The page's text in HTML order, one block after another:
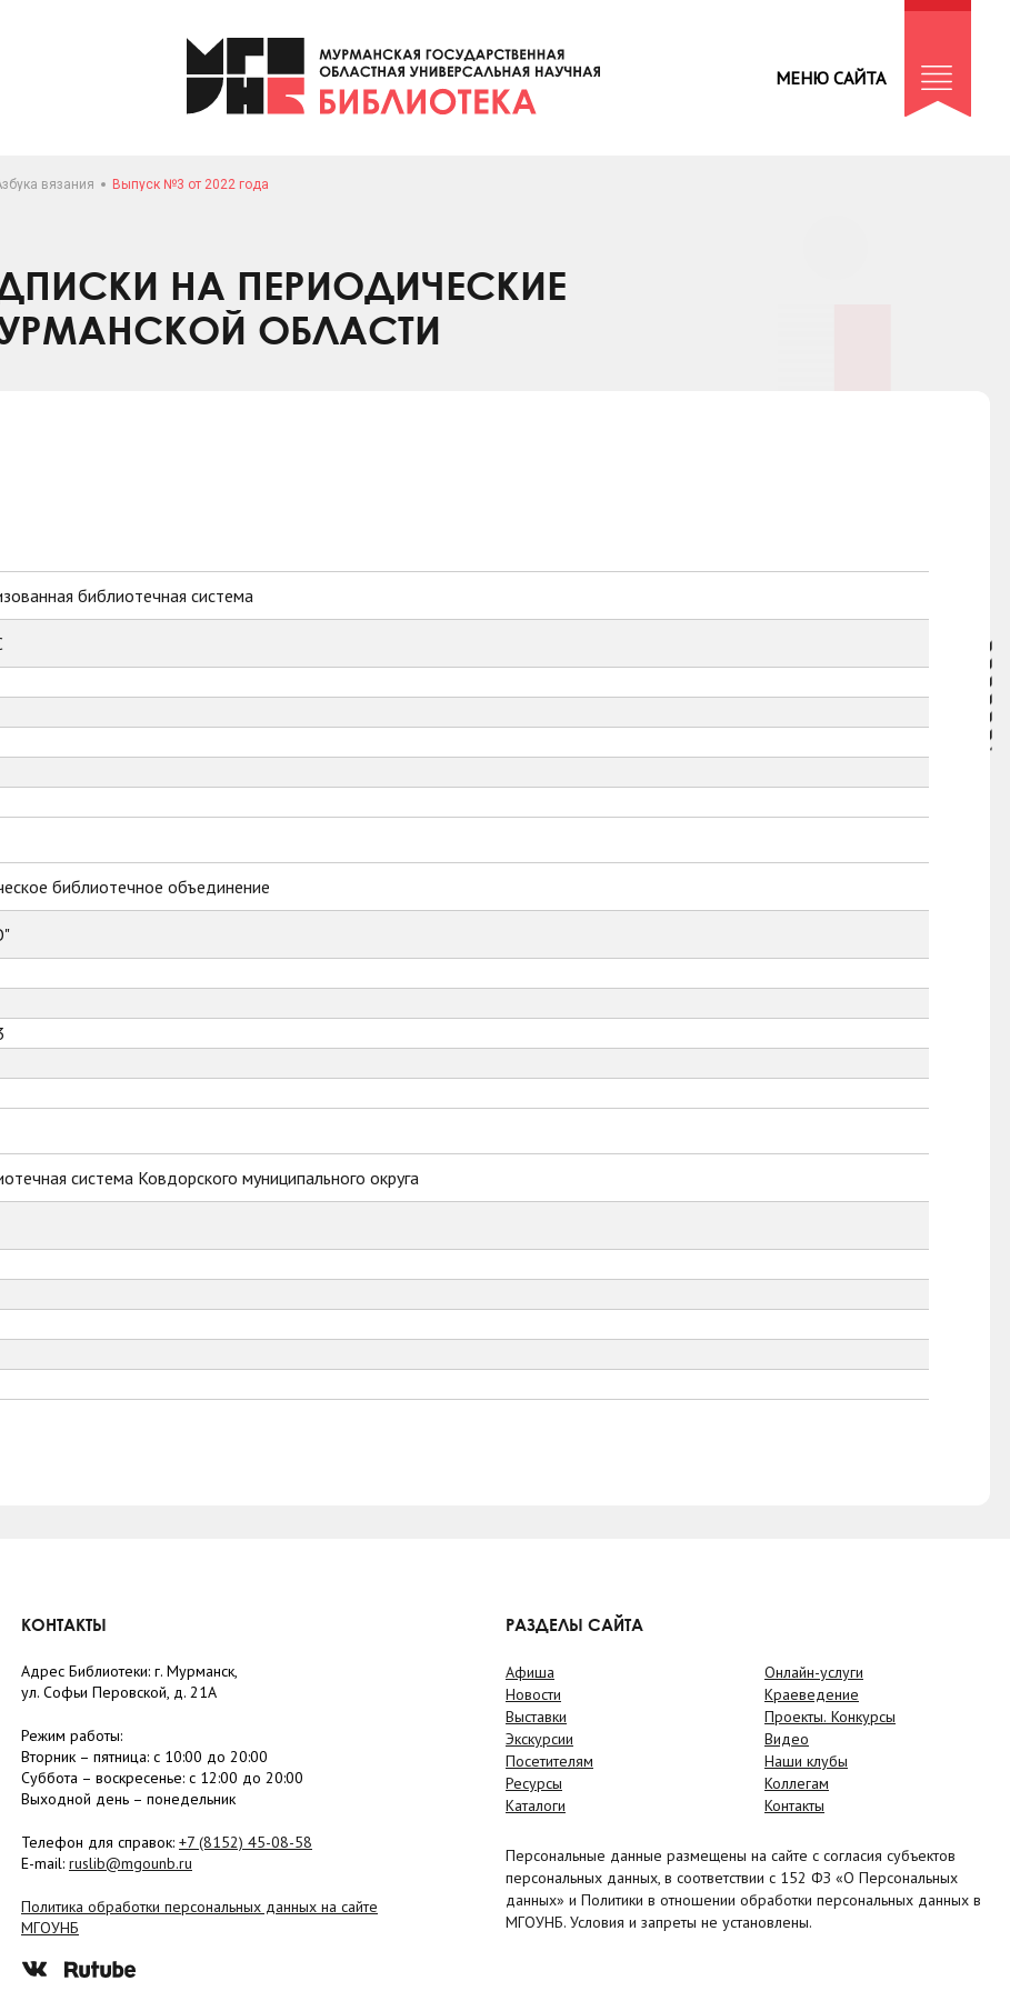
МЕНЮ САЙТА
вязания Выпуск №3 от 2022 года
НА ПЕРИОДИЧЕСКИЕ
ОБЛАСТИ
библиотечная система
библиотечное объединение
система Ковдорского муниципального округа
КОНТАКТЫ
Адрес Библиотеки: г. Мурманск,
ул. Софьи Перовской, д. 21А
Режим работы:
Вторник – пятница: с 10:00 до 20:00
Суббота – воскресенье: c 12:00 до 20:00
Выходной день – понедельник
Телефон для справок: +7 (8152) 45-08-58
E-mail: ruslib@mgounb.ru
Политика обработки персональных данных на сайте
МГОУНБ
РАЗДЕЛЫ САЙТА
Афиша
Новости
Выставки
Экскурсии
Посетителям
Ресурсы
Каталоги
Онлайн-услуги
Краеведение
Проекты. Конкурсы
Видео
Наши клубы
Коллегам
Контакты
Персональные данные размещены на сайте с согласия субъектов
персональных данных, в соответствии с 152 ФЗ «О Персональных
данных» и Политики в отношении обработки персональных данных в
МГОУНБ. Условия и запреты не установлены.